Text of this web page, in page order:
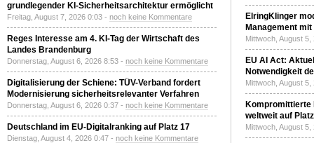
grundlegender KI-Sicherheitsarchitektur ermöglicht
Freitag, August 7, 2026 0:03 - noch keine Kommentare
Reges Interesse am 4. KI-Tag der Wirtschaft des
Landes Brandenburg
Donnerstag, August 6, 2026 8:53 - noch keine Kommentare
Digitalisierung der Schiene: TÜV-Verband fordert
Modernisierung sicherheitsrelevanter Verfahren
Donnerstag, August 6, 2026 0:37 - noch keine Kommentare
Deutschland im EU-Digitalranking auf Platz 17
Dienstag, August 4, 2026 0:47 - noch keine Kommentare
ElringKlinger
Management
Mittwoch, August
EU AI Act:
Notwendigkeit
Mittwoch, August
Kompromittierte
weltweit auf
Mittwoch, August